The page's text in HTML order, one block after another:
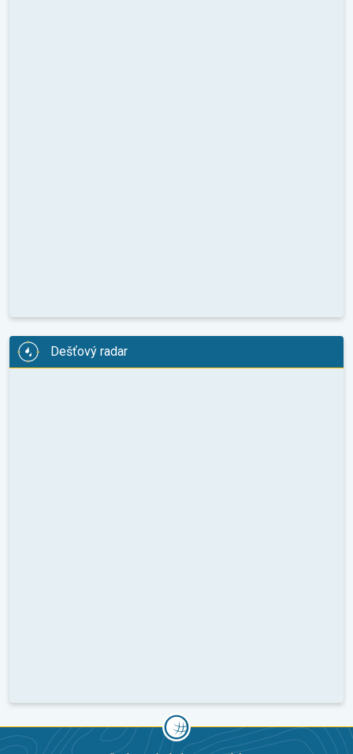
Dešťový radar